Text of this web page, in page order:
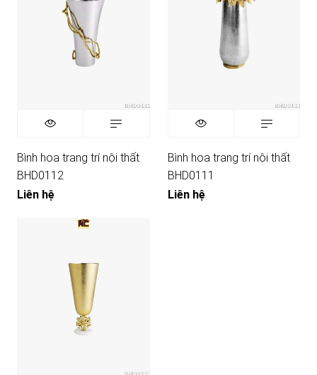
Bình hoa trang trí nội thất
BHD0112
Liên hệ
Bình hoa trang trí nội thất
BHD0111
Liên hệ